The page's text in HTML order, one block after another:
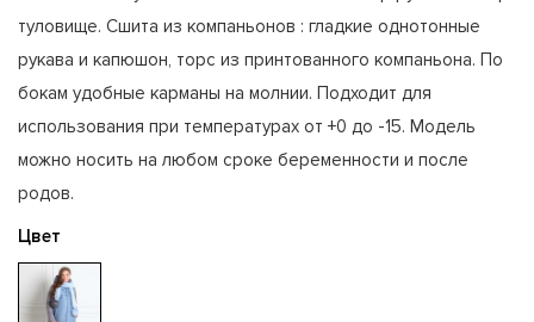
туловище. Сшита из компаньонов : гладкие однотонные
рукава и капюшон, торс из принтованного компаньона. По
бокам удобные карманы на молнии. Подходит для
использования при температурах от +0 до -15. Модель
можно носить на любом сроке беременности и после
родов.
Цвет